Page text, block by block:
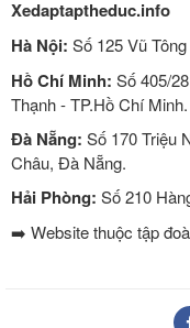
Xedaptaptheduc.info
Hà Nội: Số 125 Vũ
Hồ Chí Minh: Số 405/
Thạnh - TP.Hồ Chí Minh.
Đà Nẵng: Số 170 Triệu
Châu, Đà Nẵng.
Hải Phòng: Số 210
➡️ Website thuộc tập